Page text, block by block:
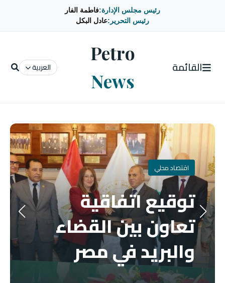
رئيس مجلس الإدارة:فاطمة الفار
رئيس التحرير:عادل البكل
القائمة
Petro
News
العربية
اقتصاد محلي
توقيع اتفاقية
تعاون بين القضاء
والبريد في مصر